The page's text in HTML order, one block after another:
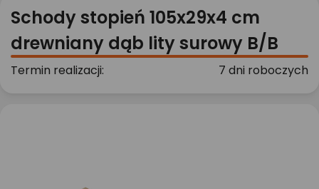
Schody stopień 105x29x4 cm
drewniany dąb lity surowy B/B
Termin realizacji: 7 dni roboczych